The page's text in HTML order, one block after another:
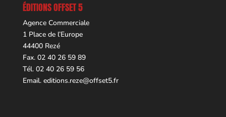
ÉDITIONS OFFSET 5
Agence Commerciale
1 Place de l’Europe
44400 Rezé
Fax. 02 40 26 59 89
Tél. 02 40 26 59 56
Email. editions.reze@offset5.fr